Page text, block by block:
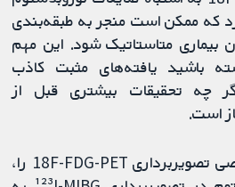
که ممکن است منجر به طبقه‌بندی
بیماری متاستاتیک شود. این مهم
باشید یافته‌های مثبت کاذب
چه تحقیقات بیشتری قبل از
است.
ما نمی‌توانیم دقت تشخیصی تصویربرداری 18F-FDG-PET را،